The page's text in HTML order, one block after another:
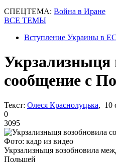
СПЕЦТЕМА: Война в Иране
ВСЕ ТЕМЫ
Вступление Украины в ЕС
Укрзализныця
сообщение с
Текст: Олеся Краснолуцька, 10
0
3095
Фото: кадр из видео
Укрзализныця возобновила
Польшей